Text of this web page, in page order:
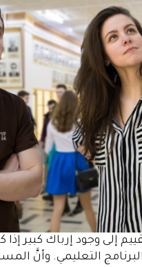
إلى وجود إرباك كبير إذا
البرنامج التعليمي. وأنَّ